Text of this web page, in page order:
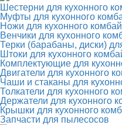
Шестерни для кухонного
Муфты для кухонного
Ножи для кухонного
Венчики для кухонного
Терки (барабаны, диски)
Штоки для кухонного
Комплектующие для
Двигатели для кухонного
Чаши и стаканы для
Толкатели для кухонного
Держатели для кухонного
Крышки для кухонного
Запчасти для пылесосов